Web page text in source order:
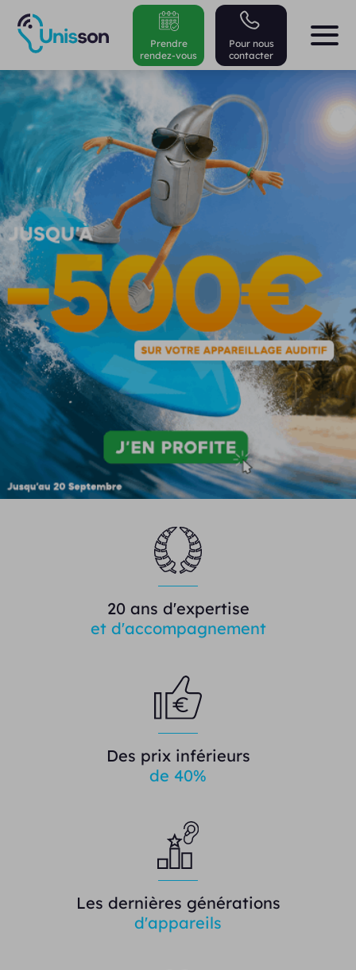
Pour nous
contacter
Prendre
rendez-vous
20 ans d'expertise
et d'accompagnement
Des prix inférieurs
de 40%
Les dernières générations
d'appareils